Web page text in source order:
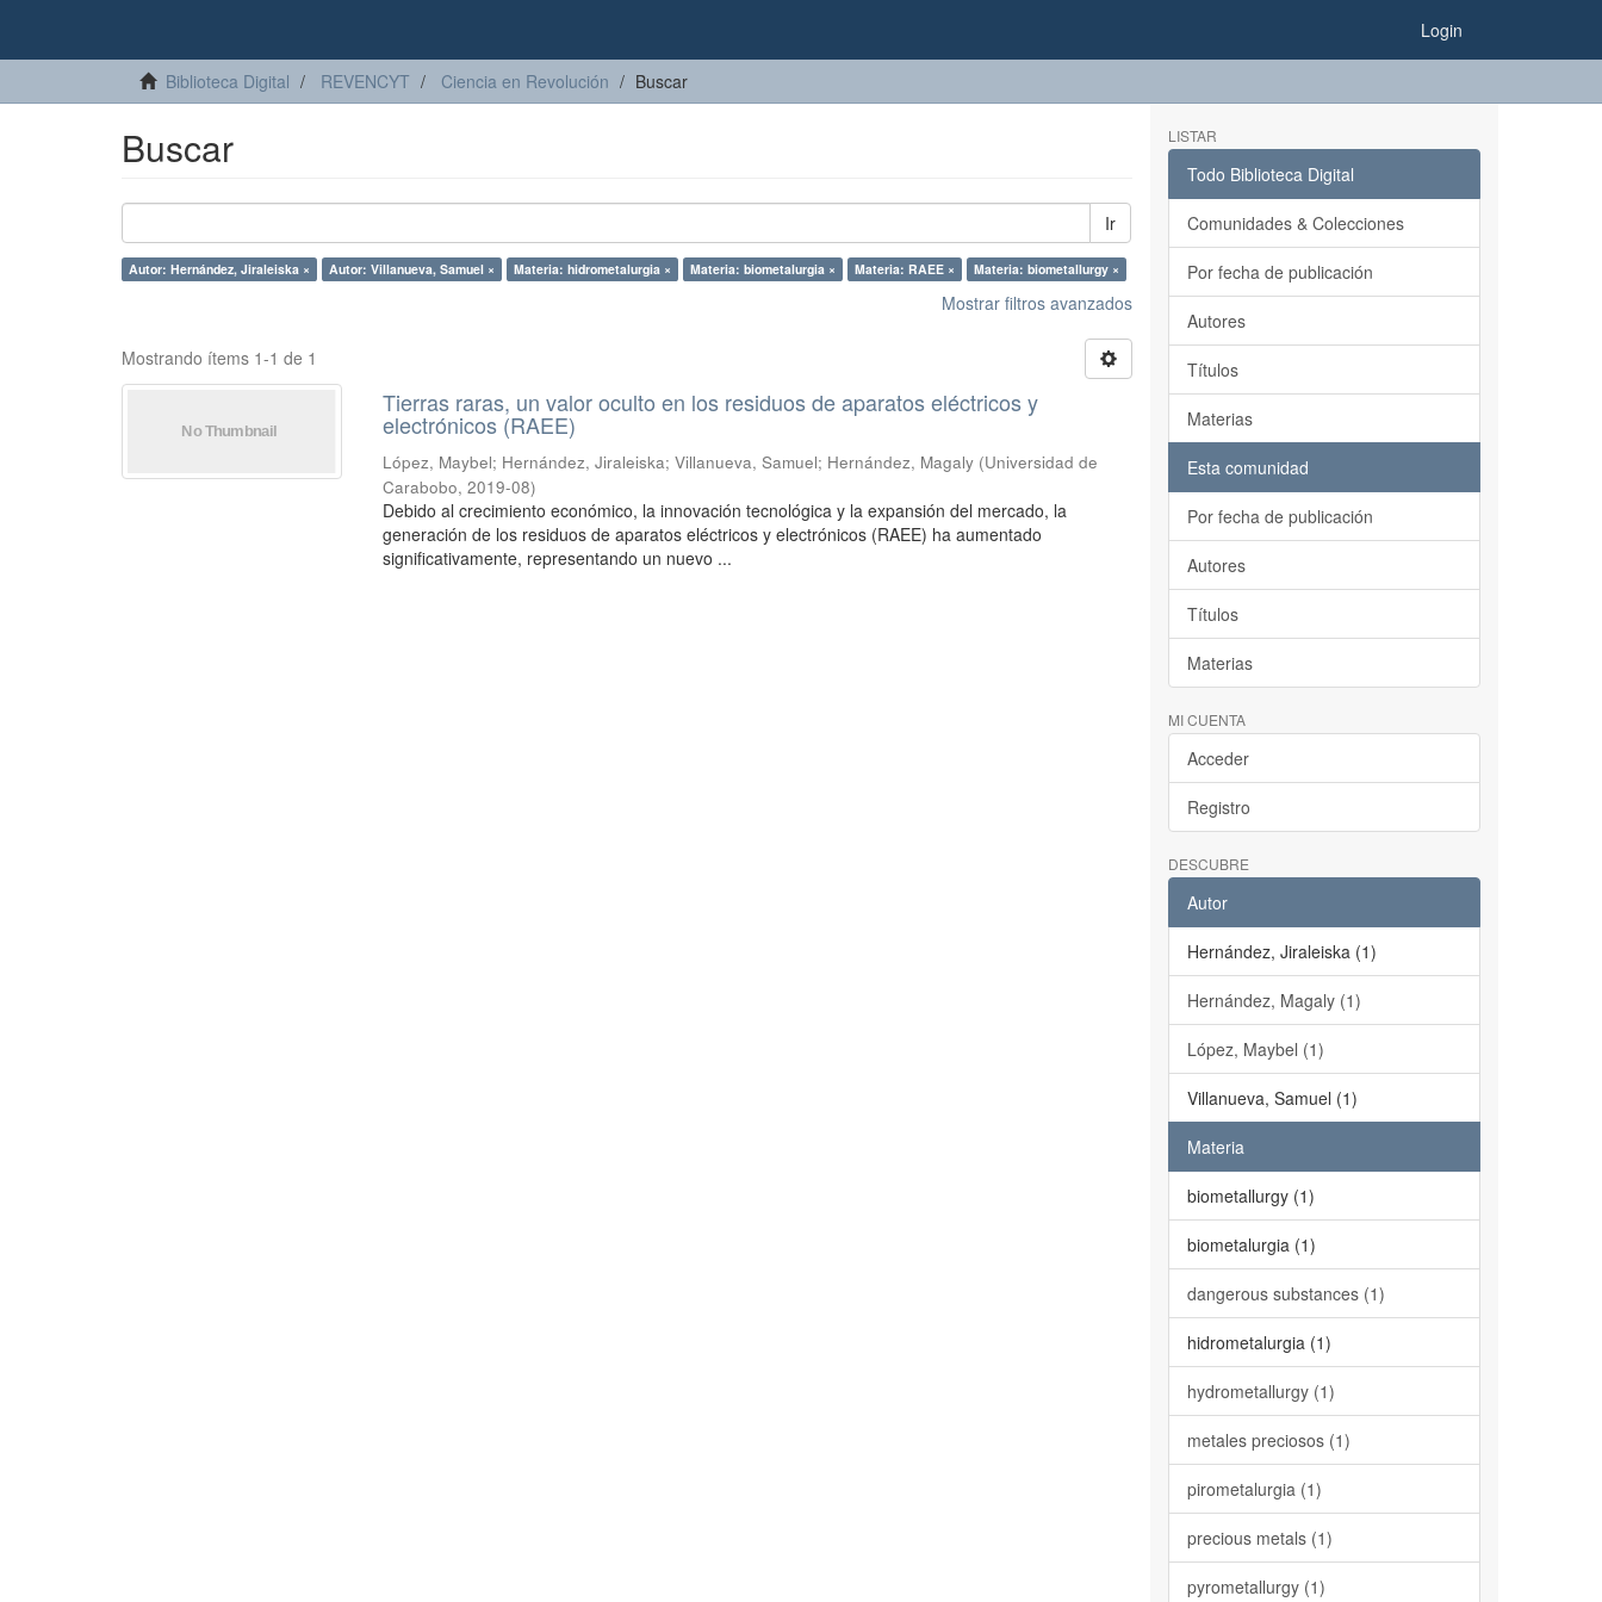
Login
Biblioteca Digital REVENCYT Ciencia en Revolución Buscar
Buscar
Ir
Autor: Hernández, Jiraleiska × Autor: Villanueva, Samuel × Materia: hidrometalurgia × Materia: biometalurgia × Materia: RAEE × Materia: biometallurgy ×
Mostrar filtros avanzados
Mostrando ítems 1-1 de 1
Tierras raras, un valor oculto en los residuos de aparatos eléctricos y
electrónicos (RAEE)
López, Maybel; Hernández, Jiraleiska;Villanueva, Samuel; Hernández, Magaly (Universidad de
Carabobo,2019-08)
Debido al crecimiento económico, la innovación tecnológica y la expansión del mercado, la
generación de los residuos de aparatos eléctricos y electrónicos (RAEE) ha aumentado
significativamente, representando un nuevo ...
LISTAR
Todo Biblioteca Digital
Comunidades & Colecciones
Por fecha de publicación
Autores
Títulos
Materias
Esta comunidad
Por fecha de publicación
Autores
Títulos
Materias
MI CUENTA
Acceder
Registro
DESCUBRE
Autor
Hernández, Jiraleiska (1)
Hernández, Magaly (1)
López, Maybel (1)
Villanueva, Samuel (1)
Materia
biometallurgy (1)
biometalurgia (1)
dangerous substances (1)
hidrometalurgia (1)
hydrometallurgy (1)
metales preciosos (1)
pirometalurgia (1)
precious metals (1)
pyrometallurgy (1)